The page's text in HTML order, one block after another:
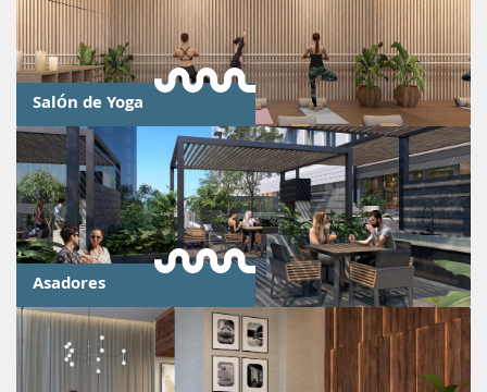
Salón de Yoga
Asadores